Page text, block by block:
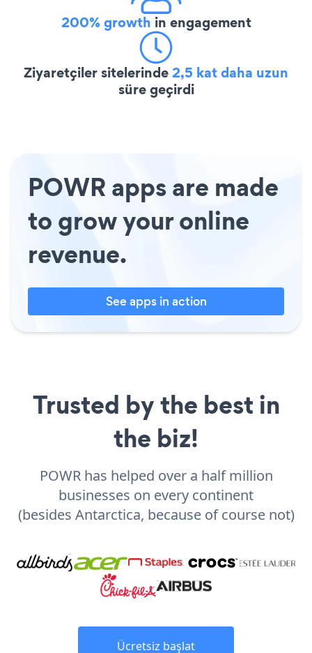
200% growth in engagement
Ziyaretçiler sitelerinde2,5 kat daha uzun
süre geçirdi
POWR apps are made
to grow your online
revenue.
See apps in action
Trusted by the best in
the biz!
POWR has helped over a half million
businesses on every continent
(besides Antarctica, because of course not)
Ücretsiz başlat